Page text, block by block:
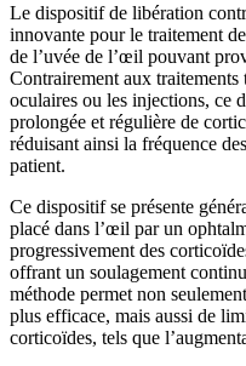
Le dispositif de libération
innovante pour le traitement
de l’uvée de l’œil pouvant
Contrairement aux
oculaires ou les injections, ce
prolongée et régulière de
réduisant ainsi la fréquence
patient.
Ce dispositif se présente
placé dans l’œil par un
progressivement des
offrant un soulagement
méthode permet non
plus efficace, mais aussi de
corticoïdes, tels que